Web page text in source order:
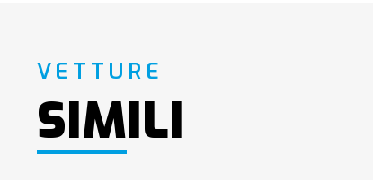
VETTURE
SIMILI